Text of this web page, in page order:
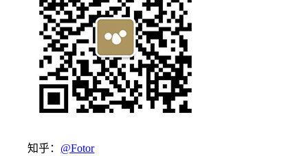
知乎： @Fotor